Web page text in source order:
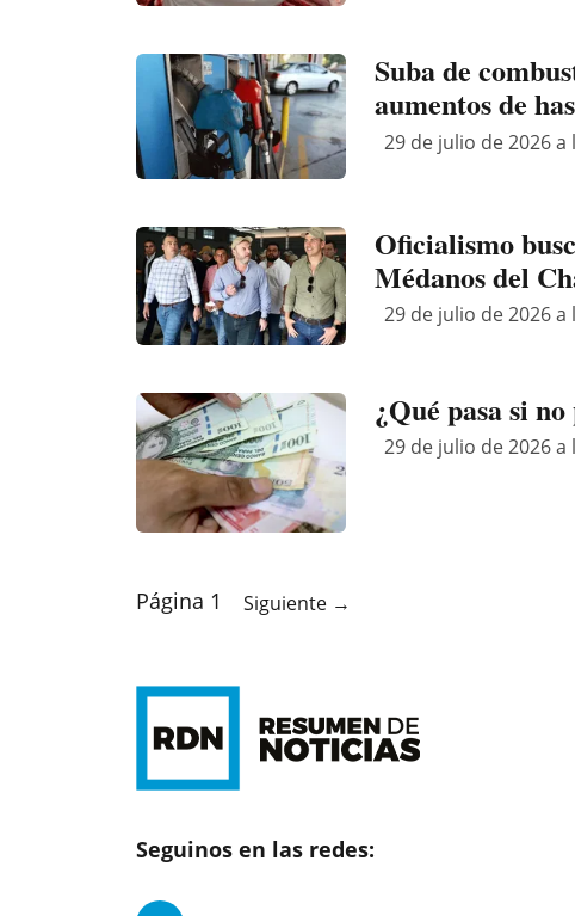
Suba de
aumentos de
29 de julio de 2026 a
Oficialismo
Médanos del
29 de julio de 2026 a
¿Qué pasa si
29 de julio de 2026 a
Página 1 Siguiente →
Seguinos en las redes: